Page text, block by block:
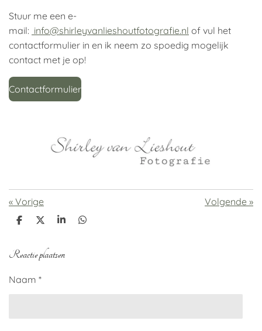
Stuur me een e-
mail: info@shirleyvanlieshoutfotografie.nl of vul het
contactformulier in en ik neem zo spoedig mogelijk
contact met je op!
Contactformulier
« Vorige Volgende »
D
e
n
D
l
S
r
e
D
Reactie plaatsen
Naam *